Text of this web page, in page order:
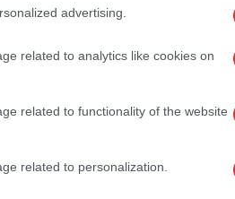
advertising.
related to analytics like cookies on
related to functionality of the website
related to personalization.
προϊόντα της εταιρείας
MOTAN-